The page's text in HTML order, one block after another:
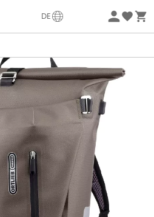
DE
EXTRA ab 2 Produkten* Code